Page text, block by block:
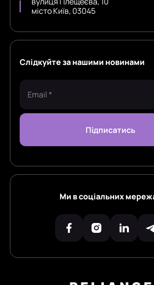
місто Київ, 03045
Слідкуйте за нашими новинами
Ми в соціальних